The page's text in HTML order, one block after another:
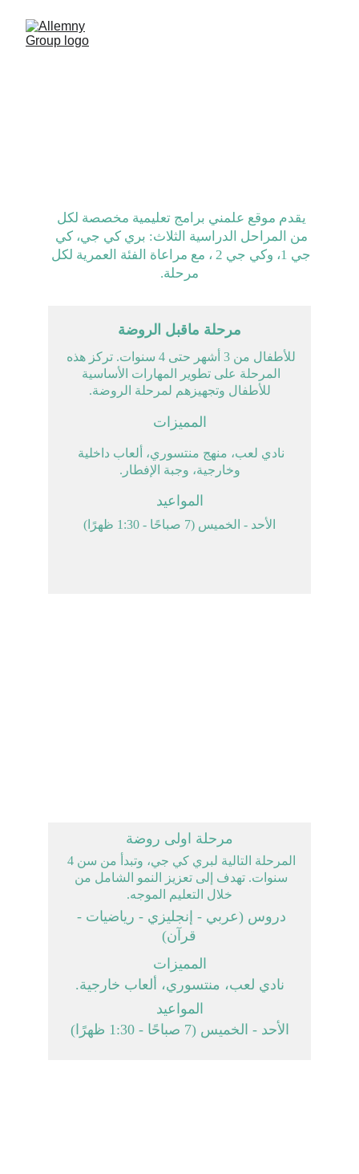
مرحلة ماقبل الروضة
للأطفال من 3 أشهر حتى 4 سنوات. تركز هذه
المرحلة على تطوير المهارات الأساسية
للأطفال وتجهيزهم لمرحلة الروضة.
المميزات
نادي لعب، منهج منتسوري، ألعاب داخلية
وخارجية، وجبة الإفطار.
المواعيد
الأحد - الخميس (7 صباحًا - 1:30 ظهرًا)
يقدم موقع علمني برامج تعليمية مخصصة لكل
من المراحل الدراسية الثلاث: بري كي جي، كي
جي 1، وكي جي 2 ، مع مراعاة الفئة العمرية لكل
مرحلة.
مرحلة اولى روضة
سنوات. تهدف إلى تعزيز النمو الشامل من
خلال التعليم الموجه.
المميزات
دروس (عربي - إنجليزي - رياضيات -
قرآن)
نادي لعب، منتسوري، ألعاب خارجية.
المواعيد
الأحد - الخميس (7 صباحًا - 1:30 ظهرًا)